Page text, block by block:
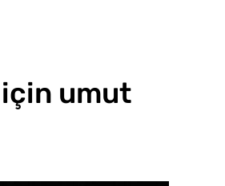
için umut